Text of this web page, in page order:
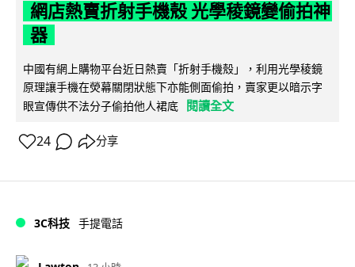
網店熱賣折射手機殼 光學稜鏡變偷拍神
器
中國有網上購物平台近日熱賣「折射手機殼」，利用光學稜鏡
原理讓手機在熒幕關閉狀態下亦能側面偷拍，賣家更以暗示字
眼宣傳供不法分子偷拍他人裙底
閱讀全文
24 分享
3C科技 手提電話